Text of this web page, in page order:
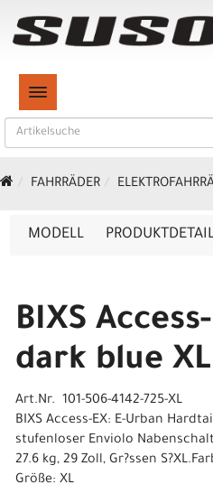
TOGGLE NAVIGATION
FAHRRÄDER
MODELL
BIXS
dark blue XL
Art.Nr. 101-506-4142-725-XL
BIXS Access-EX: E-Urban
stufenloser Enviolo
27.6 kg, 29 Zoll, Gr?ssen
Größe: XL